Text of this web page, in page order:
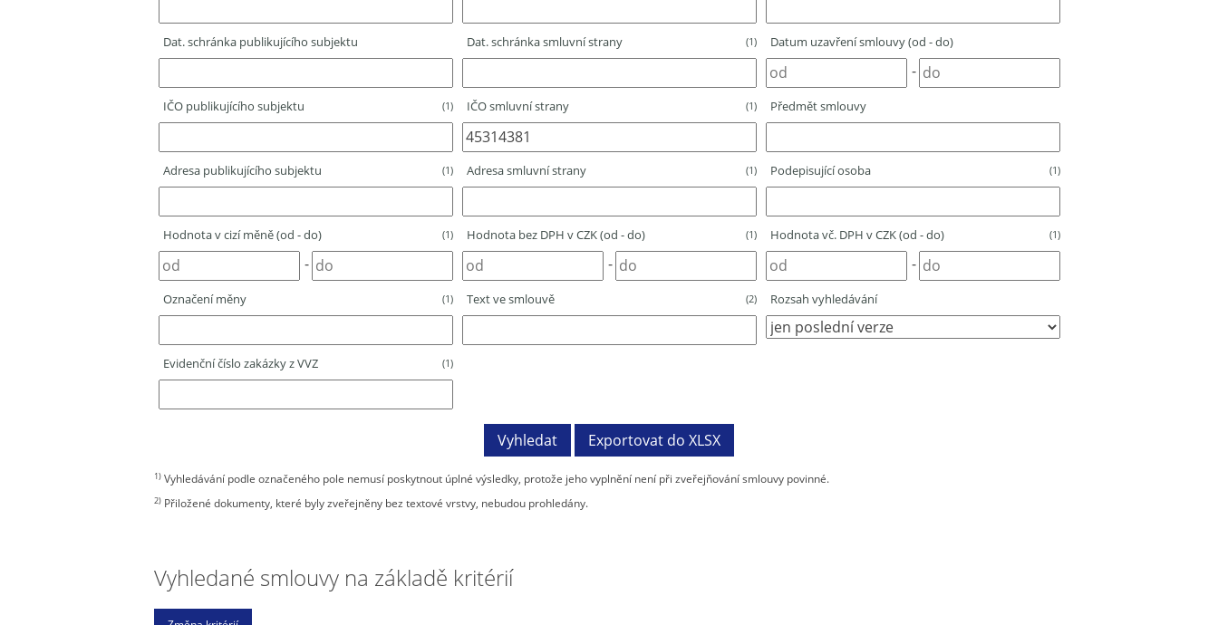
Dat. schránka publikujícího subjektu
IČO publikujícího subjektu (1)
Adresa publikujícího subjektu (1)
Hodnota v cizí měně (od - do) (1)
-
Označení měny (1)
Evidenční číslo zakázky z VVZ (1)
Dat. schránka smluvní strany (1)
IČO smluvní strany (1)
Adresa smluvní strany (1)
Hodnota bez DPH v CZK (od - do) (1)
-
Text ve smlouvě (2)
Datum uzavření smlouvy (od - do)
-
Předmět smlouvy
Podepisující osoba (1)
Hodnota vč. DPH v CZK (od - do) (1)
-
Rozsah vyhledávání
1)Vyhledávání podle označeného pole nemusí poskytnout úplné výsledky, protože jeho vyplnění není při zveřejňování smlouvy povinné.
2)Přiložené dokumenty, které byly zveřejněny bez textové vrstvy, nebudou prohledány.
Vyhledané smlouvy na základě kritérií